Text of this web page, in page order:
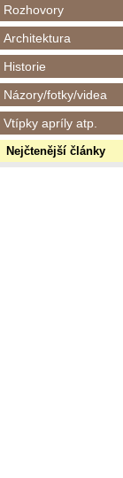
Rozhovory
Architektura
Historie
Názory/fotky/videa
Vtípky apríly atp.
Nejčtenější články